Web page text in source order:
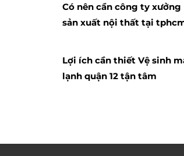
Có nên cần công ty xưởng
sản xuất nội thất tại
Lợi ích cần thiết Vệ sinh
lạnh quận 12 tận tâm